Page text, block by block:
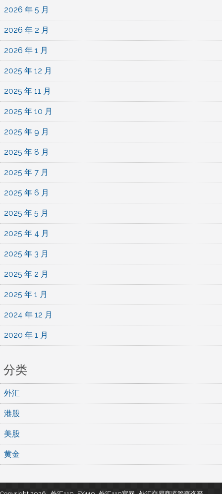
2026 年 5 月
2026 年 2 月
2026 年 1 月
2025 年 12 月
2025 年 11 月
2025 年 10 月
2025 年 9 月
2025 年 8 月
2025 年 7 月
2025 年 6 月
2025 年 5 月
2025 年 4 月
2025 年 3 月
2025 年 2 月
2025 年 1 月
2024 年 12 月
2020 年 1 月
分类
外汇
港股
美股
黄金